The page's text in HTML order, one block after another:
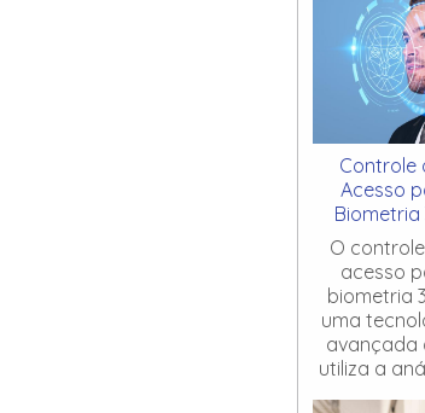
Controle
Acesso
Biometria
O
acesso
biometria
uma
avançada
utiliza a